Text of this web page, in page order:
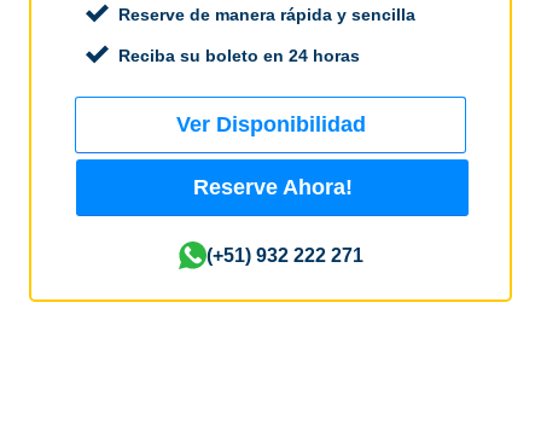
Reserve de manera rápida y sencilla
Reciba su boleto en 24 horas
Ver Disponibilidad
Reserve Ahora!
(+51) 932 222 271